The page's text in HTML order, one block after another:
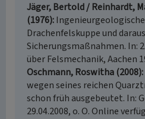
Jäger, Bertold / Reinhardt,
(1976)
Drachenfelskuppe und
Sicherungsmaßnahmen. In:
über Felsmechanik, Aachen
Oschmann, Roswitha (2008)
wegen seines reichen
schon früh ausgebeutet. In:
29.04.2008, o. O. Online